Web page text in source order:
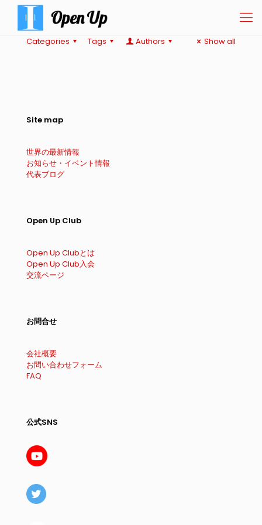
Categories Tags Authors Show all
Site map
世界の最新情報
お知らせ・イベント情報
代表ブログ
Open Up Club
Open Up Clubとは
Open Up Club入会
交流ページ
お問合せ
会社概要
お問い合わせフォーム
FAQ
公式SNS